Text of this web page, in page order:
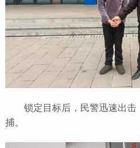
锁定目标后，民警迅速出击
捕。